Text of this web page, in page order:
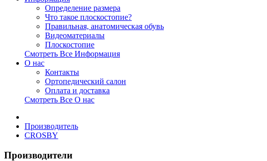
Определение размера
Что такое плоскостопие?
Правильная, анатомическая обувь
Видеоматериалы
Плоскостопие
Смотреть Все Информация
О нас
Контакты
Ортопедический салон
Оплата и доставка
Смотреть Все О нас
Производитель
CROSBY
Производители